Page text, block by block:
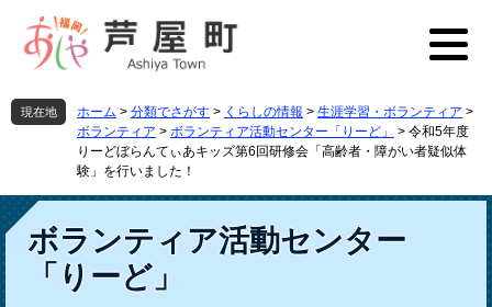
先
頭
。
を
飛
て
現在地 ホーム > 分類でさがす > くらしの情報 > 生涯学習・ボランティア >
ボランティア > ボランティア活動センター「りーど」 > 令和5年度
りーどぼらんてぃあキッズ第6回研修会「高齢者・障がい者疑似体
験」を行いました！
ボランティア活動センター
「りーど」